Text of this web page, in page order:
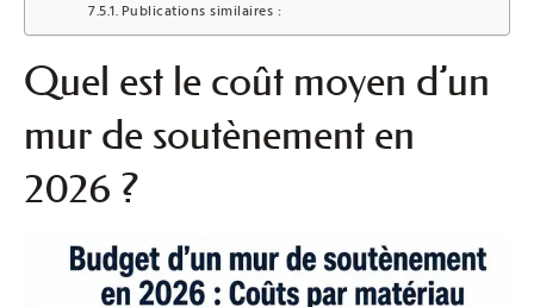
Publications similaires :
Quel est le coût moyen d’un
mur de soutènement en
2026 ?